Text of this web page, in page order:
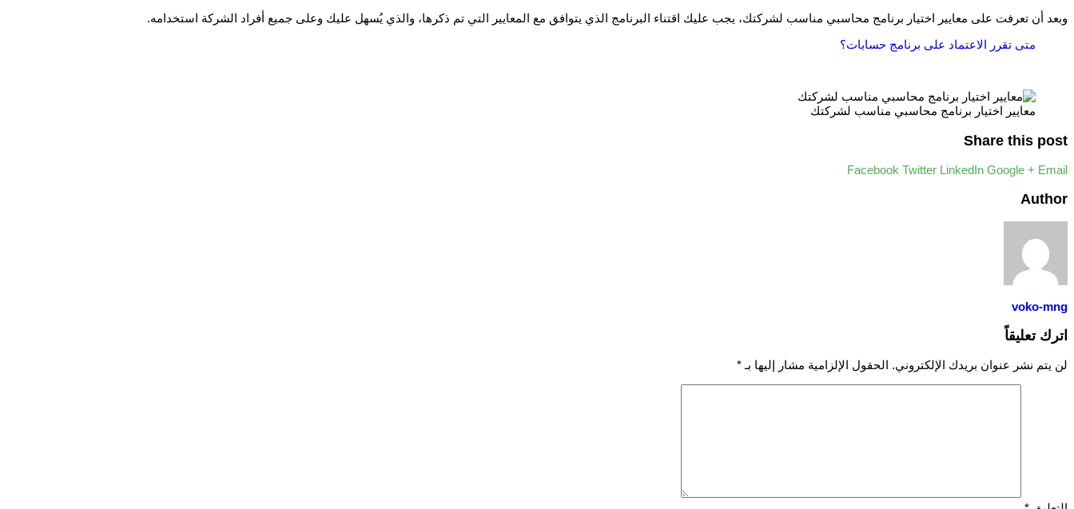
وبعد أن تعرفت على معايير اختيار برنامج محاسبي مناسب لشركتك، يجب عليك اقتناء البرنامج الذي يتوافق مع المعايير التي تم ذكرها، والذي يُسهل عليك وعلى جميع أفراد الشركة استخدامه.
متى تقرر الاعتماد على برنامج حسابات؟
معايير اختيار برنامج محاسبي مناسب لشركتك
Share this post
Facebook Twitter LinkedIn Google + Email
Author
voko-mng
اترك تعليقاً
لن يتم نشر عنوان بريدك الإلكتروني. الحقول الإلزامية مشار إليها بـ *